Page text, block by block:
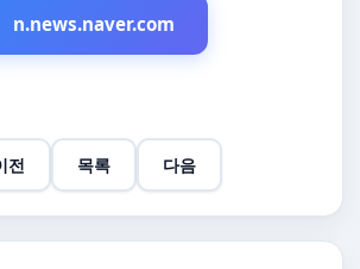
n.news.naver.com
전 목록 다음